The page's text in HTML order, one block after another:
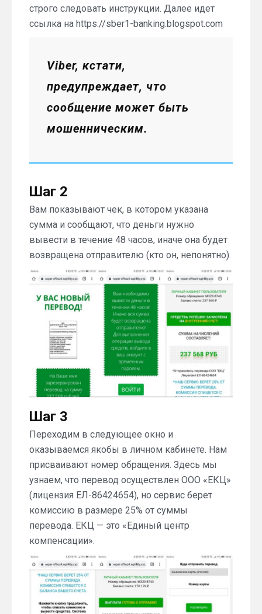
строго следовать инструкции. Далее идет
ссылка на https://sber1-banking.blogspot.com
Viber, кстати,
предупреждает, что
сообщение может быть
мошенническим.
Шаг 2
Вам показывают чек, в котором указана
сумма и сообщают, что деньги нужно
вывести в течение 48 часов, иначе она будет
возвращена отправителю (кто он, непонятно).
Шаг 3
Переходим в следующее окно и
оказываемся якобы в личном кабинете. Нам
присваивают номер обращения. Здесь мы
узнаем, что перевод осуществлен ООО «ЕКЦ»
(лицензия ЕЛ-86424654), но сервис берет
комиссию в размере 25% от суммы
перевода. ЕКЦ — это «Единый центр
компенсации».